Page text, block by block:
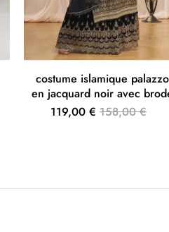
costume islamique palazzo
en jacquard noir avec
119,00 € 158,00 €